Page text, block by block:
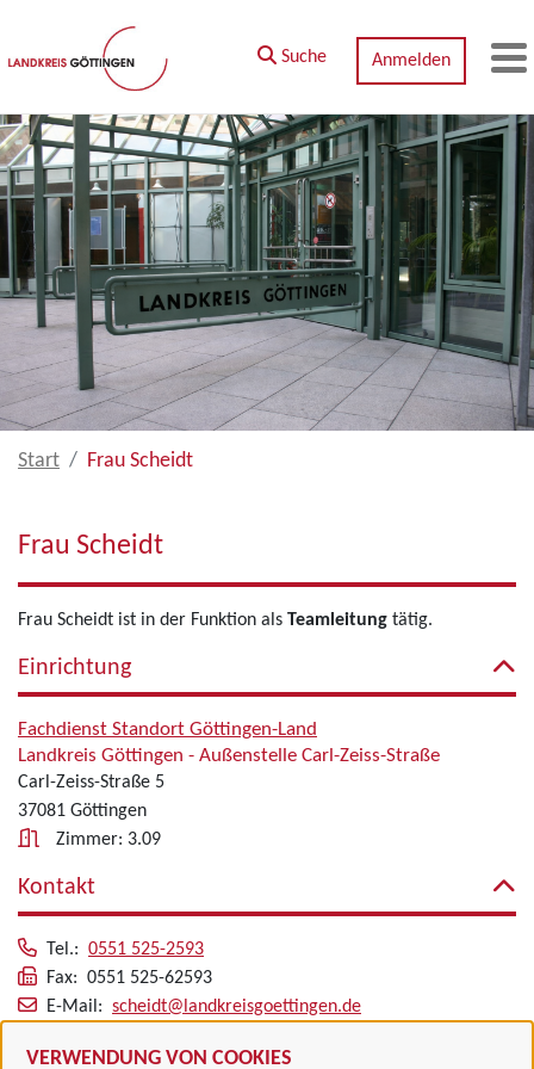
Zum Hauptinhalt springen
VERWENDUNG VON COOKIES
Suche Anmelden
Start Frau Scheidt
Frau Scheidt
Frau Scheidt ist in der Funktion als Teamleitung tätig.
Einrichtung
Fachdienst Standort Göttingen-Land
Landkreis Göttingen - Außenstelle Carl-Zeiss-Straße
Carl-Zeiss-Straße 5
37081 Göttingen
Zimmer: 3.09
Kontakt
Tel.: 0551 525-2593
Fax: 0551 525-62593
E-Mail: scheidt@landkreisgoettingen.de
Alle zugeordneten Einrichtungen